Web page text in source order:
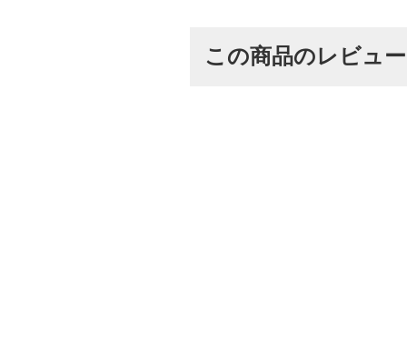
この商品のレビュー